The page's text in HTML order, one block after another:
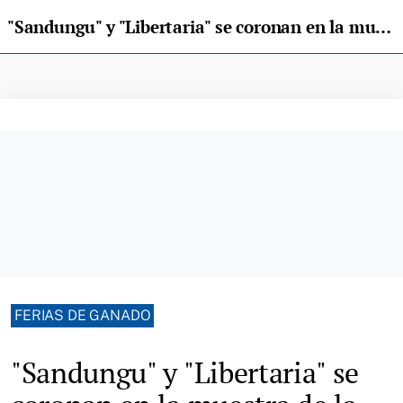
"Sandungu" y "Libertaria" se coronan en la muestra de la raza Casina, en Corao
FERIAS DE GANADO
"Sandungu" y "Libertaria" se